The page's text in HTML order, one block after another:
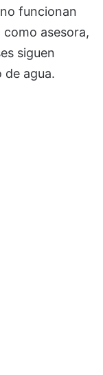
funcionan
asesora,
siguen
de agua.